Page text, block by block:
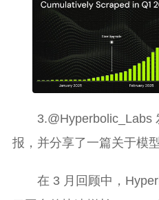
3.@Hyperbolic_Labs
报，并分享了一篇关于模
在 3 月回顾中，